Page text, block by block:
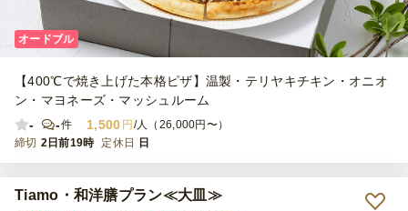
オードブル
【400℃で焼き上げた本格ピザ】温製・テリヤキチキン・オニオ
ン・マヨネーズ・マッシュルーム
-
-件 1,500 円 /人（26,000円〜）
締切 2日前19時 定休日 日
Tiamo・和洋膳プラン≪大皿≫